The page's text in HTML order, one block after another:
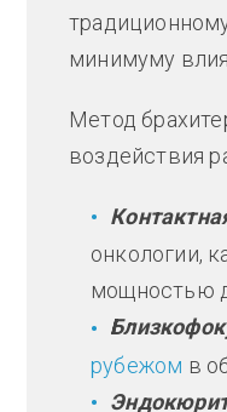
минимуму
Метод
воздействия
онкологии,
мощностью
рубежом в